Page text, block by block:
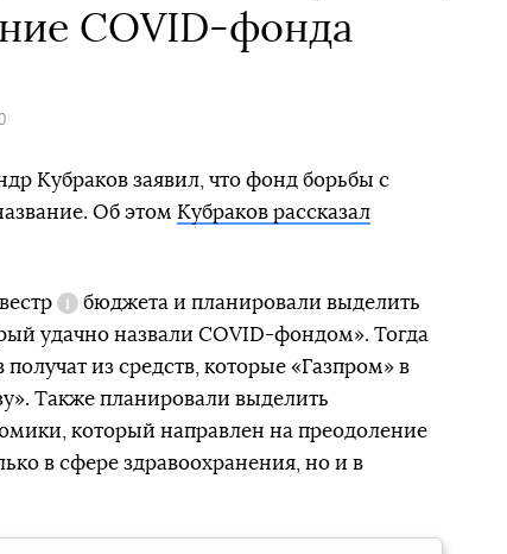
COVID-фонда
Кубраков заявил, что фонд борьбы с
Об этом Кубраков рассказал
Справка
бюджета и планировали выделить
удачно назвали COVID-фондом». Тогда
из средств, которые «Газпром» в
Также планировали выделить
который направлен на преодоление
в сфере здравоохранения, но и в